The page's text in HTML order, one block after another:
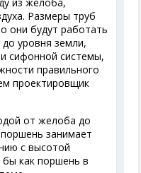
Размеры труб
они будут работать
уровня земли,
сифонной системы,
правильного
проектировщик
от желоба до
занимает
с высотой
как поршень в